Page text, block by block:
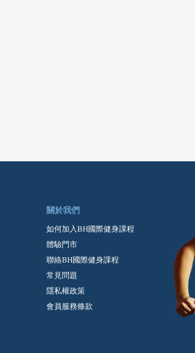
關於我們
如何加入BH國際健身課程
體驗門市
聯絡BH國際健身課程
常見問題
隱私權政策
會員服務條款